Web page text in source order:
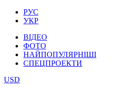
РУС
УКР
ВІДЕО
ФОТО
НАЙПОПУЛЯРНІШІ
СПЕЦПРОЕКТИ
USD